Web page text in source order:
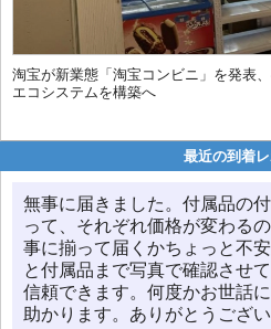
淘宝が新業態「淘宝コンビニ」を発表
エコシステムを構築へ
最近の到着
無事に届きました。付属品の
って、それぞれ価格が変わる
事に揃って届くかちょっと不
と付属品まで写真で確認させ
信頼できます。何度かお世話
助かります。ありがとうござい